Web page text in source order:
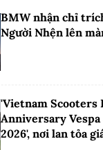
BMW nhận chỉ
Người Nhện lên
'Vietnam Scooters Fest 2026 - 80th
Anniversary
2026', nơi lan tỏa